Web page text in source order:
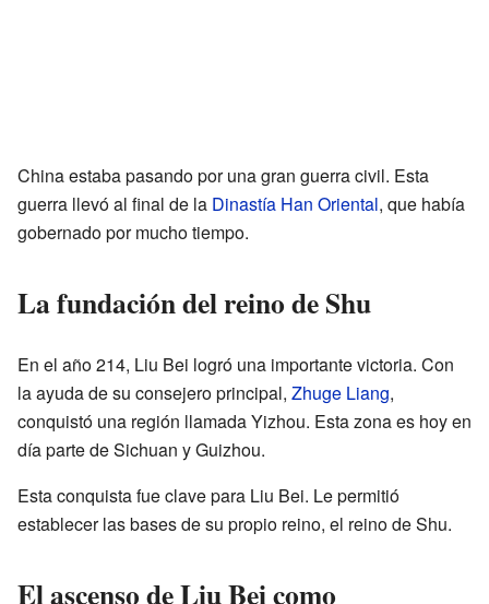
China estaba pasando por una gran guerra civil. Esta
guerra llevó al final de la Dinastía Han Oriental, que había
gobernado por mucho tiempo.
La fundación del reino de Shu
En el año 214, Liu Bei logró una importante victoria. Con
la ayuda de su consejero principal, Zhuge Liang,
conquistó una región llamada Yizhou. Esta zona es hoy en
día parte de Sichuan y Guizhou.
Esta conquista fue clave para Liu Bei. Le permitió
establecer las bases de su propio reino, el reino de Shu.
El ascenso de Liu Bei como